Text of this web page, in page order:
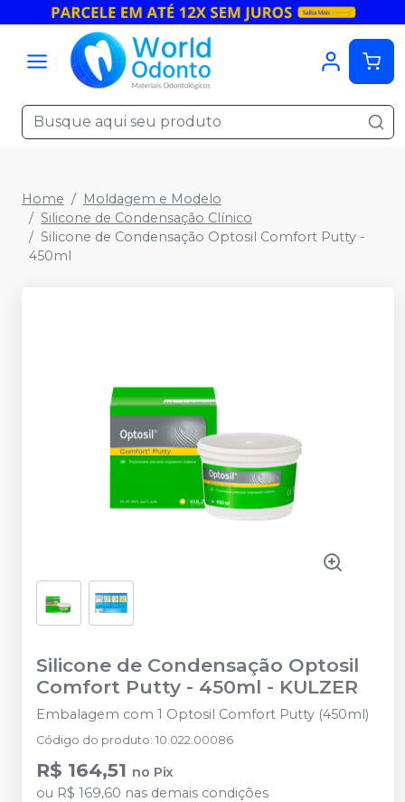
Home
Moldagem e Modelo
Silicone de Condensação Clínico
Silicone de Condensação Optosil Comfort Putty -
450ml
Silicone de Condensação Optosil
Comfort Putty - 450ml - KULZER
Embalagem com 1 Optosil Comfort Putty (450ml)
Código do produto: 10.022.00086
R$ 164,51 no Pix
ou R$ 169,60 nas demais condições